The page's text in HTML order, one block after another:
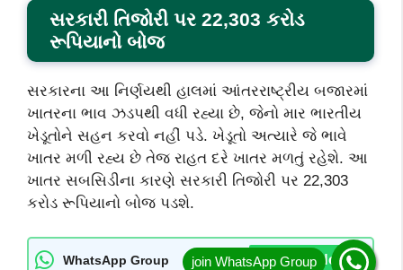
સરકારી તિજોરી પર 22,303 કરોડ
રૂપિયાનો બોજ
સરકારના આ નિર્ણયથી હાલમાં આંતરરાષ્ટ્રીય બજારમાં
ખાતરના ભાવ ઝડપથી વધી રહ્યા છે, જેનો માર ભારતીય
ખેડૂતોને સહન કરવો નહીં પડે. ખેડૂતો અત્યારે જે ભાવે
ખાતર મળી રહ્ય છે તેજ રાહત દરે ખાતર મળતું રહેશે. આ
ખાતર સબસિડીના કારણે સરકારી તિજોરી પર 22,303
કરોડ રૂપિયાનો બોજ પડશે.
WhatsApp Group Join Now